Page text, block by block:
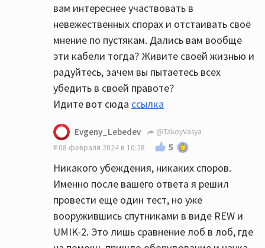
вам интереснее участвовать в
невежественных спорах и отстаивать своё
мнение по пустякам. Дались вам вообще
эти кабели тогда? Живите своей жизнью и
радуйтесь, зачем вы пытаетесь всех
убедить в своей правоте?
Идите вот сюда ссылка
Evgeny_Lebedev
@TakoyVasya
08 февраля 2024 в 10:28
5
Никакого убеждения, никаких споров.
Именно после вашего ответа я решил
провести еще один тест, но уже
вооружившись спутниками в виде REW и
UMIK-2. Это лишь сравнение лоб в лоб, где